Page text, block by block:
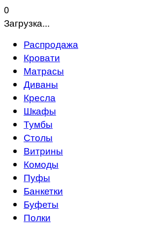
0
Загрузка...
Распродажа
Кровати
Матрасы
Диваны
Кресла
Шкафы
Тумбы
Столы
Витрины
Комоды
Пуфы
Банкетки
Буфеты
Полки